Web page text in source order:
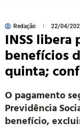
Redação 22/04/
INSS libera
benefícios
quinta;
O pagamento
Previdência
benefício,